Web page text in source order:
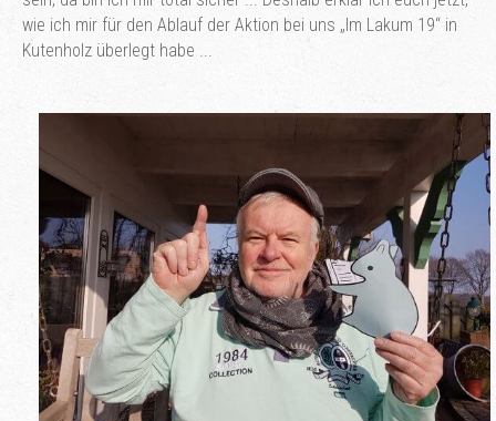
wie ich mir für den Ablauf der Aktion bei uns „Im Lakum 19“ in
Kutenholz überlegt habe ...